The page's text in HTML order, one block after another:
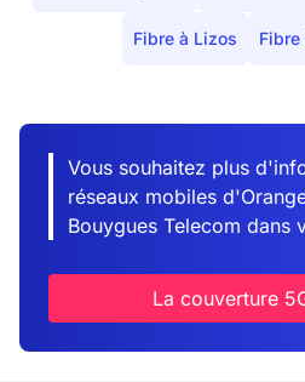
Fibre à Lizos Fibre
Vous souhaitez plus
réseaux mobiles
Bouygues Telecom dans
La couverture